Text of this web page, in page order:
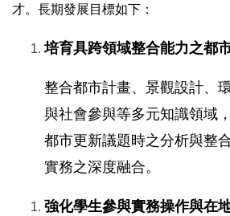
才。長期發展目標如下：
培育具跨領域整合能力之都
整合都市計畫、景觀設計、
與社會參與等多元知識領域
都市更新議題時之分析與整
實務之深度融合。
強化學生參與實務操作與在